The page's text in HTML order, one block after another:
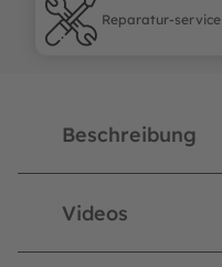
Reparatur-service
Reparatur-service
Beschreibung
Videos